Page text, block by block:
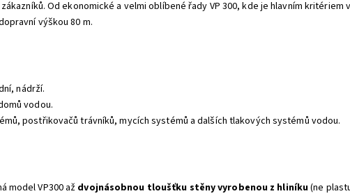
Od ekonomické a velmi oblíbené řady VP 300, kde je hlavním kritériem
výškou 80 m.
nádrží.
vodou.
postřikovačů trávníků, mycích systémů a dalších tlakových systémů vodou.
model VP300 aždvojnásobnou tloušťku stěny vyrobenou z hliníku(ne